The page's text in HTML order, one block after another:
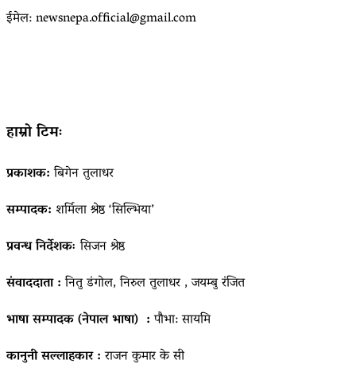
ईमेल: newsnepa.official@gmail.com
हाम्रो टिमः
प्रकाशक:बिगेन तुलाधर
सम्पादक: शर्मिला श्रेष्ठ ‘सिल्भिया’
प्रवन्ध निर्देशकःसिजन श्रेष्ठ
संवाददाता :नितु डंगोल, निरुल तुलाधर , जयम्बु रंजित
भाषा सम्पादक (नेपाल भाषा) :पौभा: सायमि
कानुनी सल्लाहकार :राजन कुमार के सी